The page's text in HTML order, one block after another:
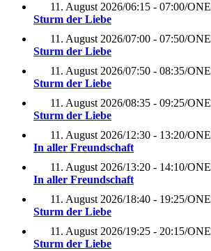
11. August 2026/06:15 - 07:00/ONE
Sturm der Liebe
11. August 2026/07:00 - 07:50/ONE
Sturm der Liebe
11. August 2026/07:50 - 08:35/ONE
Sturm der Liebe
11. August 2026/08:35 - 09:25/ONE
Sturm der Liebe
11. August 2026/12:30 - 13:20/ONE
In aller Freundschaft
11. August 2026/13:20 - 14:10/ONE
In aller Freundschaft
11. August 2026/18:40 - 19:25/ONE
Sturm der Liebe
11. August 2026/19:25 - 20:15/ONE
Sturm der Liebe